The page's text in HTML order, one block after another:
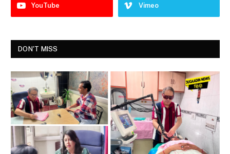
YouTube Vimeo
DON'T MISS